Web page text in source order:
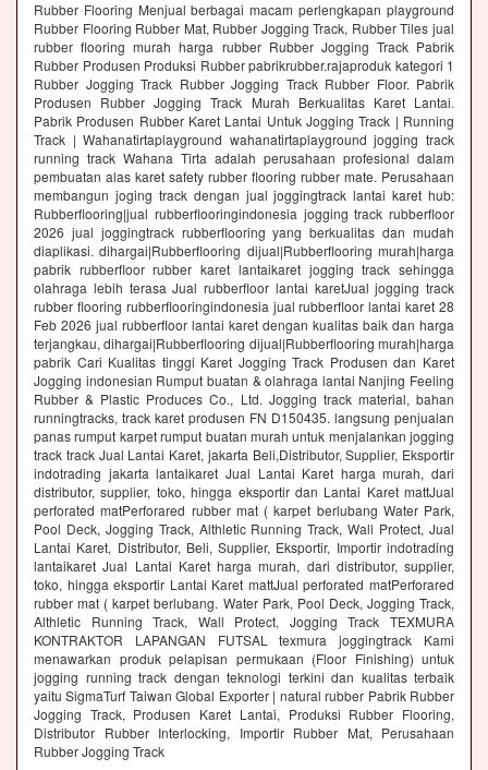
Rubber Flooring Menjual berbagai macam perlengkapan playground
Rubber Flooring Rubber Mat, Rubber Jogging Track, Rubber Tiles jual
rubber flooring murah harga rubber Rubber Jogging Track Pabrik
Rubber Produsen Produksi Rubber pabrikrubber.rajaproduk kategori 1
Rubber Jogging Track Rubber Jogging Track Rubber Floor. Pabrik
Produsen Rubber Jogging Track Murah Berkualitas Karet Lantai.
Pabrik Produsen Rubber Karet Lantai Untuk Jogging Track | Running
Track | Wahanatirtaplayground wahanatirtaplayground jogging track
running track Wahana Tirta adalah perusahaan profesional dalam
pembuatan alas karet safety rubber flooring rubber mate. Perusahaan
membangun joging track dengan jual joggingtrack lantai karet hub:
Rubberflooring|jual rubberflooringindonesia jogging track rubberfloor
2026 jual joggingtrack rubberflooring yang berkualitas dan mudah
diaplikasi. dihargai|Rubberflooring dijual|Rubberflooring murah|harga
pabrik rubberfloor rubber karet lantaikaret jogging track sehingga
olahraga lebih terasa Jual rubberfloor lantai karetJual jogging track
rubber flooring rubberflooringindonesia jual rubberfloor lantai karet 28
Feb 2026 jual rubberfloor lantai karet dengan kualitas baik dan harga
terjangkau, dihargai|Rubberflooring dijual|Rubberflooring murah|harga
pabrik Cari Kualitas tinggi Karet Jogging Track Produsen dan Karet
Jogging indonesian Rumput buatan & olahraga lantai Nanjing Feeling
Rubber & Plastic Produces Co., Ltd. Jogging track material, bahan
runningtracks, track karet produsen FN D150435. langsung penjualan
panas rumput karpet rumput buatan murah untuk menjalankan jogging
track track Jual Lantai Karet, jakarta Beli,Distributor, Supplier, Eksportir
indotrading jakarta lantaikaret Jual Lantai Karet harga murah, dari
distributor, supplier, toko, hingga eksportir dan Lantai Karet mattJual
perforated matPerforared rubber mat ( karpet berlubang Water Park,
Pool Deck, Jogging Track, Althletic Running Track, Wall Protect, Jual
Lantai Karet, Distributor, Beli, Supplier, Eksportir, Importir indotrading
lantaikaret Jual Lantai Karet harga murah, dari distributor, supplier,
toko, hingga eksportir Lantai Karet mattJual perforated matPerforared
rubber mat ( karpet berlubang. Water Park, Pool Deck, Jogging Track,
Althletic Running Track, Wall Protect, Jogging Track TEXMURA
KONTRAKTOR LAPANGAN FUTSAL texmura joggingtrack Kami
menawarkan produk pelapisan permukaan (Floor Finishing) untuk
jogging running track dengan teknologi terkini dan kualitas terbaik
yaitu SigmaTurf Taiwan Global Exporter | natural rubber Pabrik Rubber
Jogging Track, Produsen Karet Lantai, Produksi Rubber Flooring,
Distributor Rubber Interlocking, Importir Rubber Mat, Perusahaan
Rubber Jogging Track